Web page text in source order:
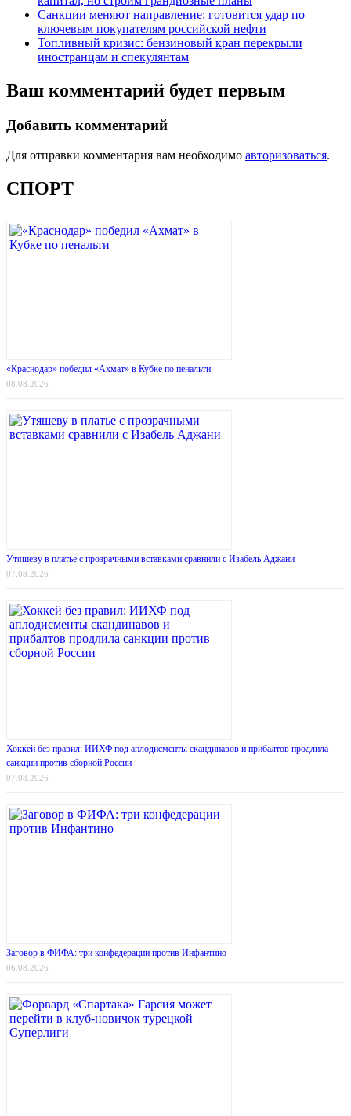
Санкции меняют направление: готовится удар по
ключевым покупателям российской нефти
Топливный кризис: бензиновый кран перекрыли
иностранцам и спекулянтам
Ваш комментарий будет первым
Добавить комментарий
Для отправки комментария вам необходимо авторизоваться.
СПОРТ
«Краснодар» победил «Ахмат» в Кубке по пенальти
08.08.2026
Утяшеву в платье с прозрачными вставками сравнили с Изабель Аджани
07.08.2026
Хоккей без правил: ИИХФ под аплодисменты скандинавов и прибалтов продлила
санкции против сборной России
07.08.2026
Заговор в ФИФА: три конфедерации против Инфантино
06.08.2026